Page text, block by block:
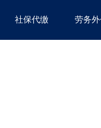
社保代缴 劳务